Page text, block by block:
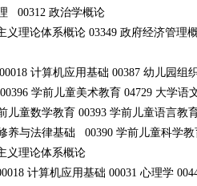
00312 政治学概论
义理论体系概论 03349 政府经济管理
计算机应用基础 00387 幼儿园组
学前儿童美术教育 04729 大学语
儿童数学教育 00393 学前儿童语言教
养与法律基础 00390 学前儿童科学教
主义理论体系概论
计算机应用基础 00031 心理学